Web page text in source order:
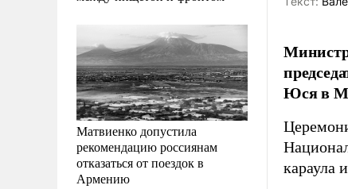
Матвиенко допустила
рекомендацию россиянам
отказаться от поездок в
Армению
Министр
Юся в
караула